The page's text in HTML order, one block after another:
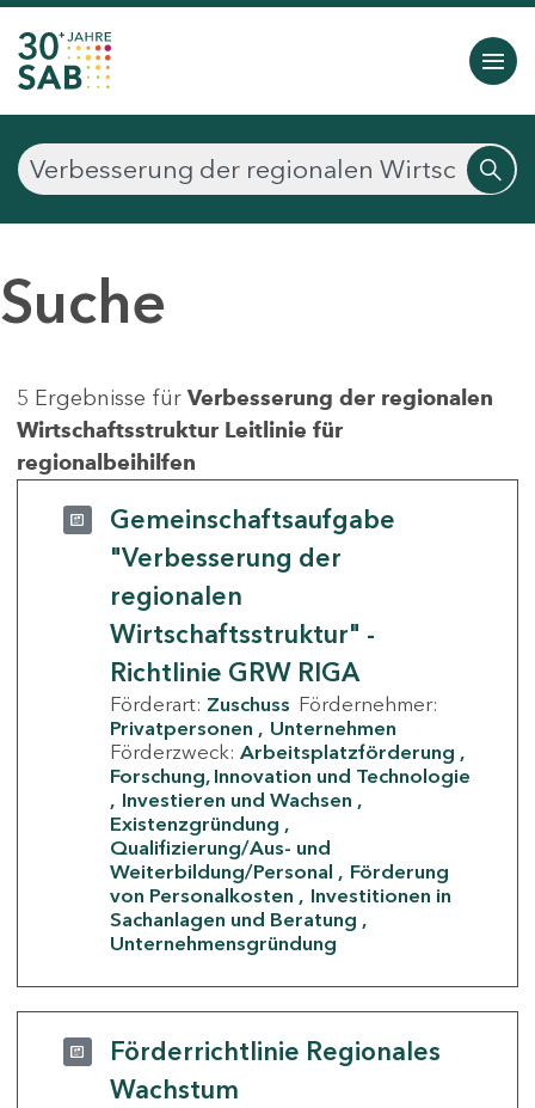
Suche
5 Ergebnisse für Verbesserung der regionalen
Wirtschaftsstruktur Leitlinie für
regionalbeihilfen
Gemeinschaftsaufgabe
"Verbesserung der
regionalen
Wirtschaftsstruktur" -
Richtlinie GRW RIGA
Förderart: Zuschuss Fördernehmer:
Privatpersonen
Unternehmen
Förderzweck: Arbeitsplatzförderung
Forschung, Innovation und Technologie
Investieren und Wachsen
Existenzgründung
Qualifizierung/Aus- und
Weiterbildung/Personal
Förderung
von Personalkosten
Investitionen in
Sachanlagen und Beratung
Unternehmensgründung
Förderrichtlinie Regionales
Wachstum